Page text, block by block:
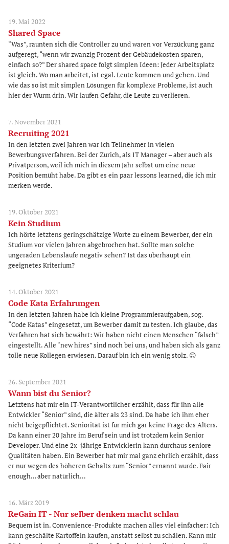
19. Mai 2022
Shared Space
“Was”, raunten sich die Controller zu und waren vor Verzückung ganz
aufgeregt, “wenn wir zwanzig Prozent der Gebäudekosten sparen,
einfach so?” Der shared space folgt simplen Ideen: Jeder Arbeitsplatz
ist gleich. Wo man arbeitet, ist egal. Leute kommen und gehen. Und
wie das so ist mit simplen Lösungen für komplexe Probleme, ist auch
hier der Wurm drin. Wir laufen Gefahr, die Leute zu verlieren.
7. November 2021
Recruiting 2021
In den letzten zwei Jahren war ich Teilnehmer in vielen
Bewerbungsverfahren. Bei der Zurich, als IT Manager – aber auch als
Privatperson, weil ich mich in diesem Jahr selbst um eine neue
Position bemüht habe. Da gibt es ein paar lessons learned, die ich mir
merken werde.
19. Oktober 2021
Kein Studium
Ich hörte letztens geringschätzige Worte zu einem Bewerber, der ein
Studium vor vielen Jahren abgebrochen hat. Sollte man solche
ungeraden Lebensläufe negativ sehen? Ist das überhaupt ein
geeignetes Kriterium?
14. Oktober 2021
Code Kata Erfahrungen
In den letzten Jahren habe ich kleine Programmieraufgaben, sog.
“Code Katas” eingesetzt, um Bewerber damit zu testen. Ich glaube, das
Verfahren hat sich bewährt: Wir haben nicht einen Menschen “falsch”
eingestellt. Alle “new hires” sind noch bei uns, und haben sich als ganz
tolle neue Kollegen erwiesen. Darauf bin ich ein wenig stolz. 😊
26. September 2021
Wann bist du Senior?
Letztens hat mir ein IT-Verantwortlicher erzählt, dass für ihn alle
Entwickler “Senior” sind, die älter als 23 sind. Da habe ich ihm eher
nicht beigepflichtet. Seniorität ist für mich gar keine Frage des Alters.
Da kann einer 20 Jahre im Beruf sein und ist trotzdem kein Senior
Developer. Und eine 2x-jährige Entwicklerin kann durchaus seniore
Qualitäten haben. Ein Bewerber hat mir mal ganz ehrlich erzählt, dass
er nur wegen des höheren Gehalts zum “Senior” ernannt wurde. Fair
enough… aber natürlich...
16. März 2019
ReGain IT - Nur selber denken macht schlau
Bequem ist in. Convenience-Produkte machen alles viel einfacher: Ich
kann geschälte Kartoffeln kaufen, anstatt selbst zu schälen. Kann mir